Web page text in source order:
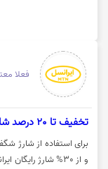
فعلا
تخفیف تا 20 درصد شارژ رایگان ایرانسل
و از 30% شارژ